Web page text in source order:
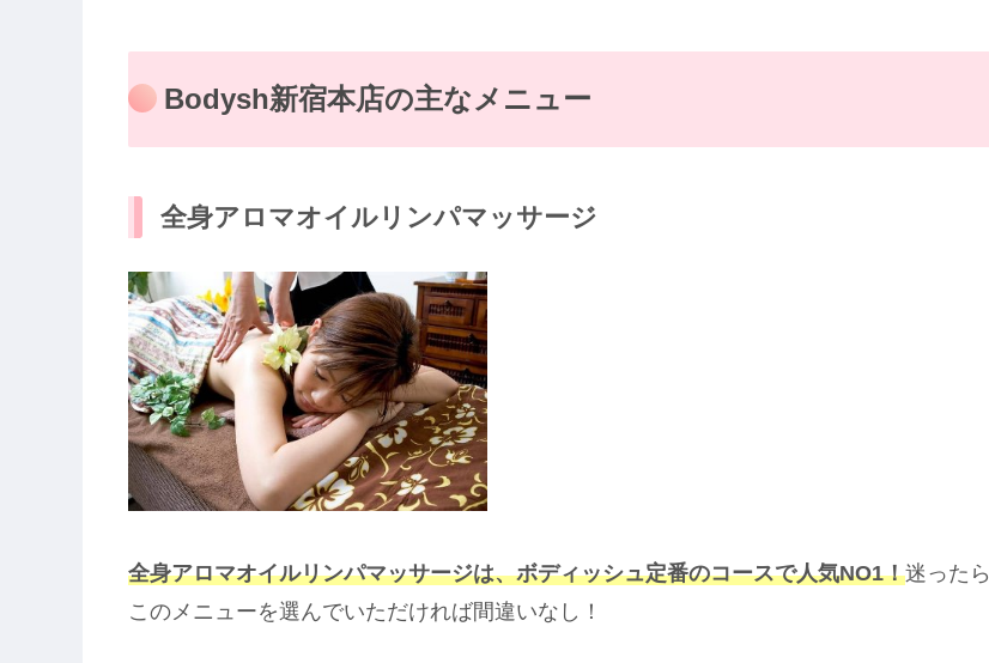
Bodysh新宿本店の主なメニュー
全身アロマオイルリンパマッサージ
全身アロマオイルリンパマッサージは、ボディッシュ定番のコースで人気NO1！迷ったら
このメニューを選んでいただければ間違いなし！